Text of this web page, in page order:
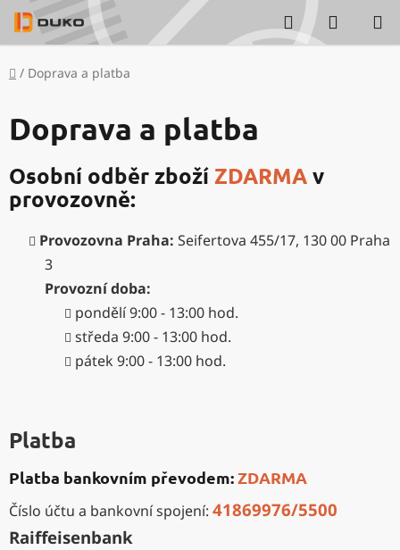
Přejít
na
obsah
Hledat
KOŠÍK
Domů
/ Doprava a platba
Doprava a platba
Osobní odběr zbožíZDARMAv
provozovně:
Provozovna Praha: Seifertova 455/17, 130 00 Praha
3
Provozní doba:
pondělí 9:00 - 13:00 hod.
středa 9:00 - 13:00 hod.
pátek 9:00 - 13:00 hod.
Platba
Platba bankovním převodem:ZDARMA
Číslo účtu a bankovní spojení: 41869976/5500
Raiffeisenbank